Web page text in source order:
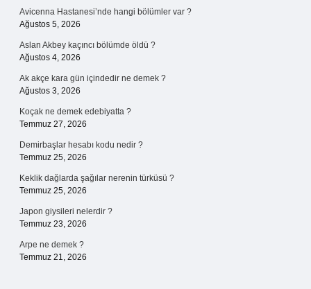
Avicenna Hastanesi’nde hangi bölümler var ?
Ağustos 5, 2026
Aslan Akbey kaçıncı bölümde öldü ?
Ağustos 4, 2026
Ak akçe kara gün içindedir ne demek ?
Ağustos 3, 2026
Koçak ne demek edebiyatta ?
Temmuz 27, 2026
Demirbaşlar hesabı kodu nedir ?
Temmuz 25, 2026
Keklik dağlarda şağılar nerenin türküsü ?
Temmuz 25, 2026
Japon giysileri nelerdir ?
Temmuz 23, 2026
Arpe ne demek ?
Temmuz 21, 2026